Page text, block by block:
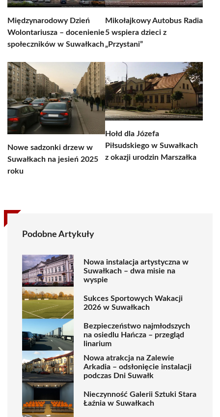
Międzynarodowy Dzień
Wolontariusza – docenienie
społeczników w Suwałkach
Mikołajkowy Autobus Radia
5 wspiera dzieci z
„Przystani”
Nowe sadzonki drzew w
Suwałkach na jesień 2025
roku
Hołd dla Józefa
Piłsudskiego w Suwałkach
z okazji urodzin Marszałka
Podobne Artykuły
Nowa instalacja artystyczna w
Suwałkach – dwa misie na
wyspie
Sukces Sportowych Wakacji
2026 w Suwałkach
Bezpieczeństwo najmłodszych
na osiedlu Hańcza – przegląd
linarium
Nowa atrakcja na Zalewie
Arkadia – odsłonięcie instalacji
podczas Dni Suwałk
Nieczynność Galerii Sztuki Stara
Łaźnia w Suwałkach